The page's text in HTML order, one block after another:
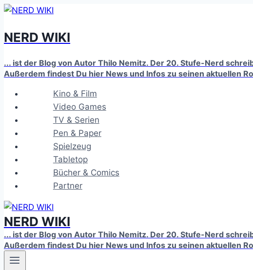
Zum
springen
NERD WIKI
... ist der Blog von Autor Thilo Nemitz. Der 20. Stufe-Nerd
Außerdem findest Du hier News und Infos zu seinen aktuellen
Kino & Film
Video Games
TV & Serien
Pen & Paper
Spielzeug
Tabletop
Bücher & Comics
Partner
NERD WIKI
... ist der Blog von Autor Thilo Nemitz. Der 20. Stufe-Nerd
Außerdem findest Du hier News und Infos zu seinen aktuellen